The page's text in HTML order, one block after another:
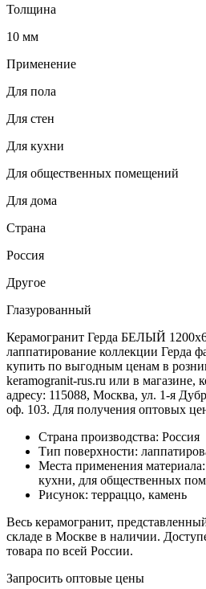
Толщина
10 мм
Применение
Для пола
Для стен
Для кухни
Для общественных помещений
Для дома
Страна
Россия
Другое
Глазурованный
Керамогранит Герда БЕЛЫЙ
лаппатирование коллекции Герда
купить по выгодным ценам в
keramogranit-rus.ru или в магазине,
адресу: 115088, Москва, ул. 1-я
оф. 103. Для получения оптовых
Страна производства: Россия
Тип поверхности:
Места применения
кухни, для общественных
Рисунок: терраццо, камень
Весь керамогранит,
складе в Москве в наличии.
товара по всей России.
Запросить оптовые цены